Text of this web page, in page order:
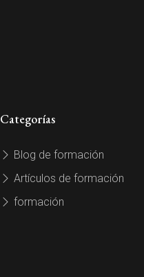
Categorías
Blog de formación
Artículos de formación
formación